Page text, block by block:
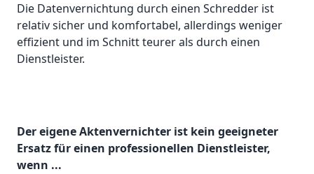
Die Datenvernichtung durch einen Schredder ist
relativ sicher und komfortabel, allerdings weniger
effizient und im Schnitt teurer als durch einen
Dienstleister.
Der eigene Aktenvernichter ist kein geeigneter
Ersatz für einen professionellen Dienstleister,
wenn ...